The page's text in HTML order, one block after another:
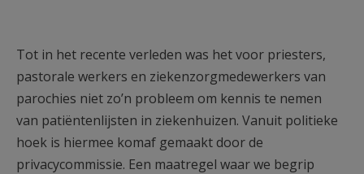
Tot in het recente verleden was het voor priesters,
pastorale werkers en ziekenzorgmedewerkers van
parochies niet zo’n probleem om kennis te nemen
van patiëntenlijsten in ziekenhuizen. Vanuit politieke
hoek is hiermee komaf gemaakt door de
privacycommissie. Een maatregel waar we begrip